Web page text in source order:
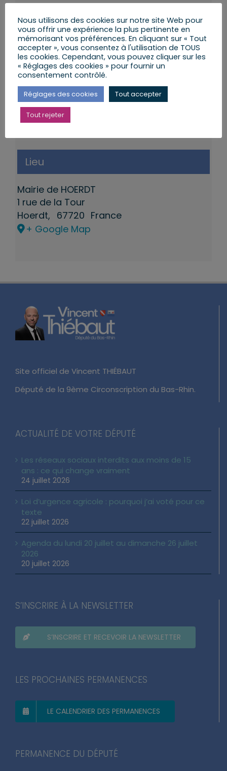
Lieu
Mairie de HOERDT
1 rue de la Tour
Hoerdt, 67720 France
+ Google Map
Site officiel de Vincent THIÉBAUT
Député de la 9ème Circonscription du Bas-Rhin.
ACTUALITÉ DE VOTRE DÉPUTÉ
Les réseaux sociaux interdits aux moins de 15
ans : ce qui change vraiment
24 juillet 2026
Loi d’urgence agricole : pourquoi j’ai voté pour ce
texte
22 juillet 2026
Agenda du lundi 20 juillet au dimanche 26 juillet
2026
20 juillet 2026
S’INSCRIRE À LA NEWSLETTER
S’INSCRIRE ET RECEVOIR LA NEWSLETTER
LES PROCHAINES PERMANENCES
LE CALENDRIER DES PERMANENCES
PERMANENCE DU DÉPUTÉ
Nous utilisons des cookies sur notre site Web pour
vous offrir une expérience la plus pertinente en
mémorisant vos préférences. En cliquant sur « Tout
accepter », vous consentez à l'utilisation de TOUS
les cookies. Cependant, vous pouvez cliquer sur les
« Réglages des cookies » pour fournir un
consentement contrôlé.
Réglages des cookies Tout accepter
Tout rejeter